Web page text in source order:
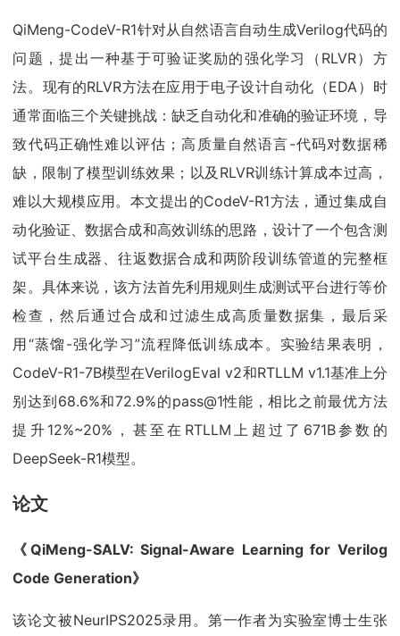
QiMeng-CodeV-R1针对从自然语言自动生成Verilog代码的
问题，提出一种基于可验证奖励的强化学习（RLVR）方
法。现有的RLVR方法在应用于电子设计自动化（EDA）时
通常面临三个关键挑战：缺乏自动化和准确的验证环境，导
致代码正确性难以评估；高质量自然语言-代码对数据稀
缺，限制了模型训练效果；以及RLVR训练计算成本过高，
难以大规模应用。本文提出的CodeV-R1方法，通过集成自
动化验证、数据合成和高效训练的思路，设计了一个包含测
试平台生成器、往返数据合成和两阶段训练管道的完整框
架。具体来说，该方法首先利用规则生成测试平台进行等价
检查，然后通过合成和过滤生成高质量数据集，最后采
用“蒸馏-强化学习”流程降低训练成本。实验结果表明，
CodeV-R1-7B模型在VerilogEval v2和RTLLM v1.1基准上分
别达到68.6%和72.9%的pass@1性能，相比之前最优方法
提升12%~20%，甚至在RTLLM上超过了671B参数的
DeepSeek-R1模型。
论文
《QiMeng-SALV: Signal-Aware Learning for Verilog
Code Generation》
该论文被NeurIPS2025录用。第一作者为实验室博士生张